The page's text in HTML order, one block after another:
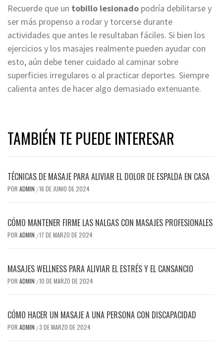
Recuerde que un tobillo lesionado podría debilitarse y
ser más propenso a rodar y torcerse durante
actividades que antes le resultaban fáciles. Si bien los
ejercicios y los masajes realmente pueden ayudar con
esto, aún debe tener cuidado al caminar sobre
superficies irregulares o al practicar deportes. Siempre
calienta antes de hacer algo demasiado extenuante.
TAMBIÉN TE PUEDE INTERESAR
TÉCNICAS DE MASAJE PARA ALIVIAR EL DOLOR DE ESPALDA EN CASA
POR ADMIN /16 DE JUNIO DE 2024
CÓMO MANTENER FIRME LAS NALGAS CON MASAJES PROFESIONALES
POR ADMIN /17 DE MARZO DE 2024
MASAJES WELLNESS PARA ALIVIAR EL ESTRÉS Y EL CANSANCIO
POR ADMIN /10 DE MARZO DE 2024
CÓMO HACER UN MASAJE A UNA PERSONA CON DISCAPACIDAD
POR ADMIN /3 DE MARZO DE 2024